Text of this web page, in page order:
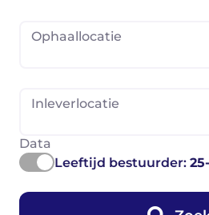
Ophaallocatie
Inleverlocatie
Data
Leeftijd bestuurder: